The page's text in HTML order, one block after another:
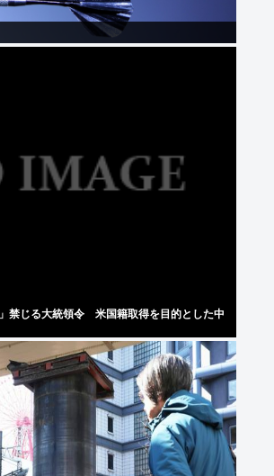
禁じる大統領令 米国籍取得を目的とした中